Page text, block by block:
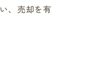
、売却を有